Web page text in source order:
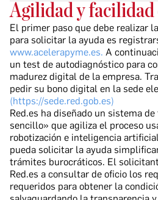
Agilidad y facilidad
El primer paso que debe realizar
para solicitar la ayuda es
www.acelerapyme.es. A
un test de autodiagnóstico para
madurez digital de la empresa.
pedir su bono digital en la sede
(https://sede.red.gob.es)
Red.es ha diseñado un sistema
sencillo» que agiliza el proceso
robotización e inteligencia
pueda solicitar la ayuda
trámites burocráticos. El
Red.es a consultar de oficio los
requeridos para obtener la